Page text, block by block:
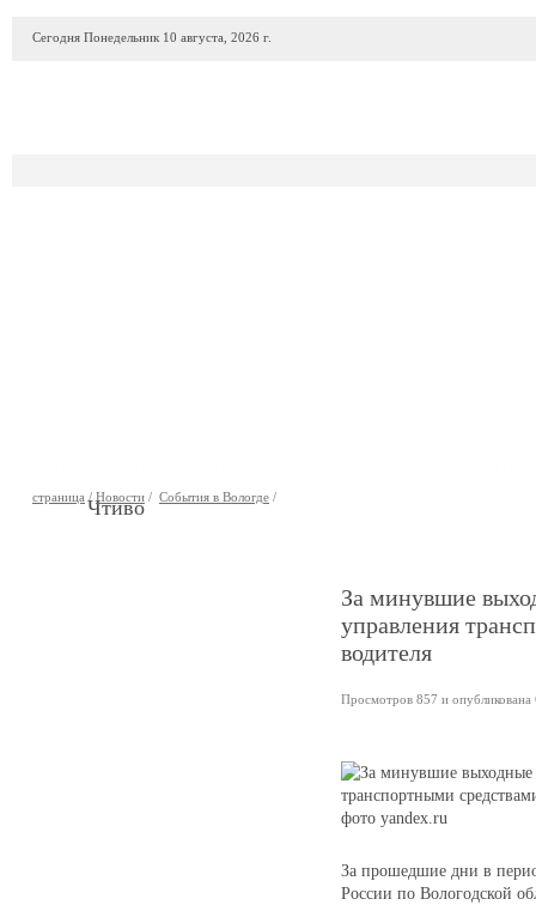
Сегодня Понедельник 10 августа, 2026 г.
страница / Новости / События в Вологде /
Чтиво
За минувшие
управления
водителя
Просмотров 857 и опубликована
фото yandex.ru
За прошедшие дни в
России по Вологодской